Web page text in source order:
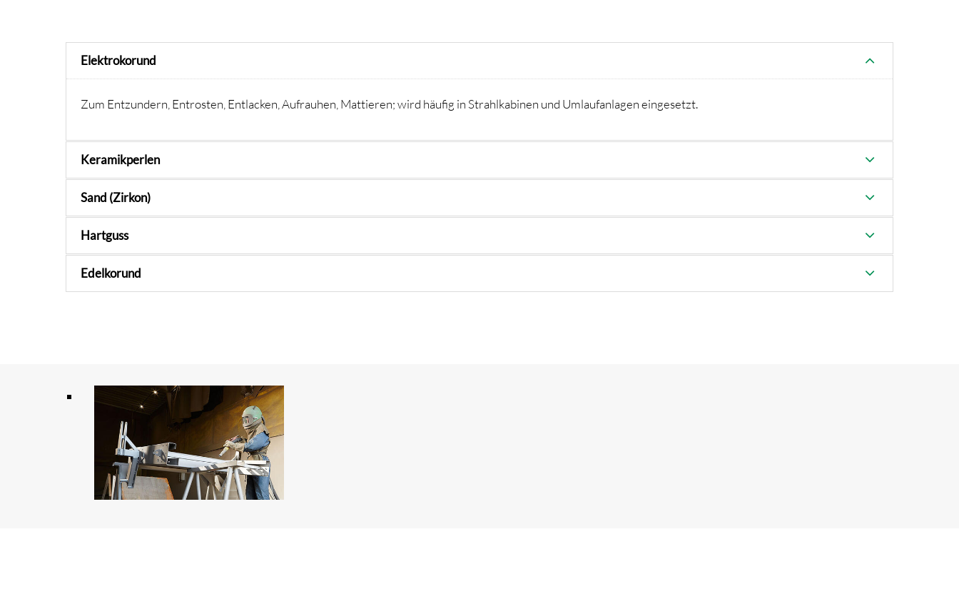
Elektrokorund
Zum Entzundern, Entrosten, Entlacken, Aufrauhen, Mattieren; wird häufig in Strahlkabinen und Umlaufanlagen eingesetzt.
Keramikperlen
Sand (Zirkon)
Hartguss
Edelkorund